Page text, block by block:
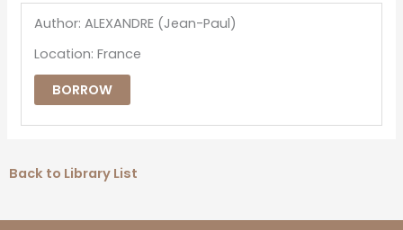
Author: ALEXANDRE (Jean-Paul)
Location: France
BORROW
Back to Library List